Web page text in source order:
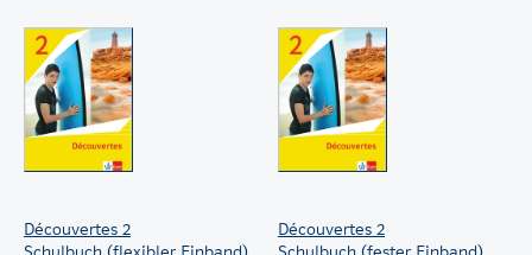
Découvertes 2
Découvertes 2